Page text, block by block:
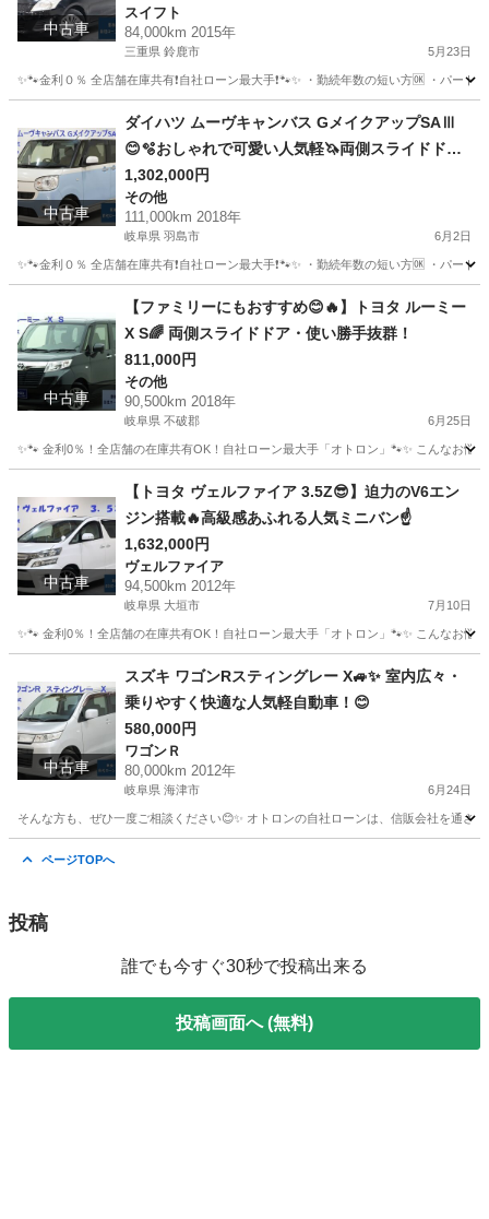
中古車
スイフト
84,000km 2015年
三重県 鈴鹿市 5月23日
✨🐾金利０％ 全店舗在庫共有❗️自社ローン最大手❗️🐾✨ ・勤続年数の短い方🆗 ・パー
スイフト オトロン
中古車
ダイハツ ムーヴキャンバス GメイクアップSAⅢ
😊🫧おしゃれで可愛い人気軽🦄両側スライドドア
🌵🌈
1,302,000円
その他
111,000km 2018年
岐阜県 羽島市 6月2日
✨🐾金利０％ 全店舗在庫共有❗️自社ローン最大手❗️🐾✨ ・勤続年数の短い方🆗 ・パー
ムーヴキャンバス
中古車
【ファミリーにもおすすめ😊🔥】トヨタ ルーミー
X S🌈 両側スライドドア・使い勝手抜群！
811,000円
その他
90,500km 2018年
岐阜県 不破郡 6月25日
✨🐾 金利0％！全店舗の在庫共有OK！自社ローン最大手「オトロン」🐾✨ こんなお
その他 ルーミー
中古車
【トヨタ ヴェルファイア 3.5Z😎】迫力のV6エン
ジン搭載🔥高級感あふれる人気ミニバン☝️
1,632,000円
ヴェルファイア
94,500km 2012年
岐阜県 大垣市 7月10日
✨🐾 金利0％！全店舗の在庫共有OK！自社ローン最大手「オトロン」🐾✨ こんなお
ヴェルファイア
中古車
スズキ ワゴンRスティングレー X🚙✨ 室内広々・
乗りやすく快適な人気軽自動車！😊
580,000円
ワゴンＲ
80,000km 2012年
岐阜県 海津市 6月24日
そんな方も、ぜひ一度ご相談ください😊✨ オトロンの自社ローンは、信販会社を通
ページTOPへ
投稿
誰でも今すぐ30秒で投稿出来る
投稿画面へ (無料)